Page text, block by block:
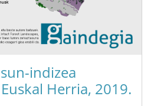
indizea
Herria, 2019.